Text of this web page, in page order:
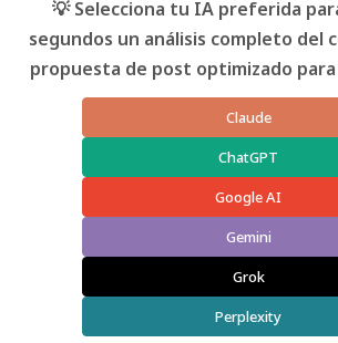
💡 Selecciona tu IA preferida
segundos un análisis completo del
propuesta de post optimizado para
Claude
ChatGPT
Google AI
Gemini
Grok
Perplexity